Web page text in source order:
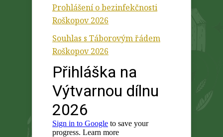
Prohlášení o bezinfekčnosti
Roškopov 2026
Souhlas s Táborovým řádem
Roškopov 2026